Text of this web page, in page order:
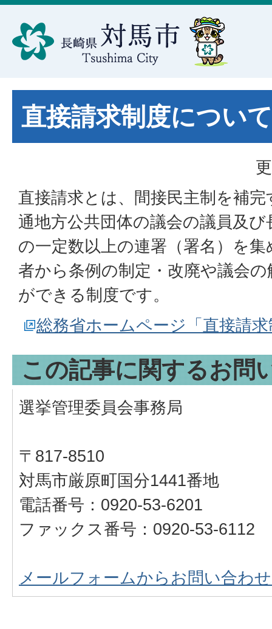
直接請求制度について
直接請求とは、間接民主制を補
通地方公共団体の議会の議員及
の一定数以上の連署（署名）を
者から条例の制定・改廃や議会
ができる制度です。
総務省ホームページ「直接請
この記事に関するお問
選挙管理委員会事務局
〒817-8510
対馬市厳原町国分1441番地
電話番号：0920-53-6201
ファックス番号：0920-53-6112
メールフォームからお問い合わ